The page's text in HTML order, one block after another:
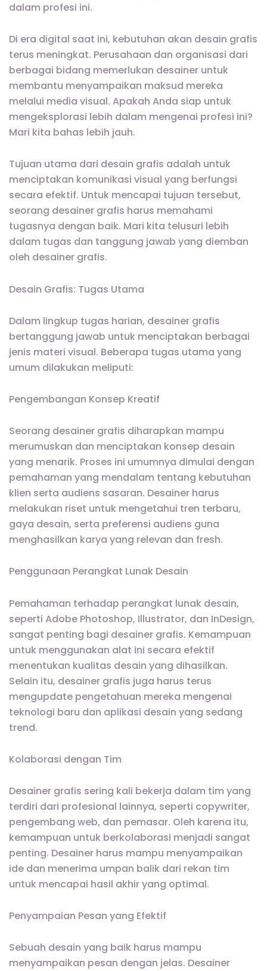
dalam profesi ini.
Di era digital saat ini, kebutuhan akan desain grafis
terus meningkat. Perusahaan dan organisasi dari
berbagai bidang memerlukan desainer untuk
membantu menyampaikan maksud mereka
melalui media visual. Apakah Anda siap untuk
mengeksplorasi lebih dalam mengenai profesi ini?
Mari kita bahas lebih jauh.
Tujuan utama dari desain grafis adalah untuk
menciptakan komunikasi visual yang berfungsi
secara efektif. Untuk mencapai tujuan tersebut,
seorang desainer grafis harus memahami
tugasnya dengan baik. Mari kita telusuri lebih
dalam tugas dan tanggung jawab yang diemban
oleh desainer grafis.
Desain Grafis: Tugas Utama
Dalam lingkup tugas harian, desainer grafis
bertanggung jawab untuk menciptakan berbagai
jenis materi visual. Beberapa tugas utama yang
umum dilakukan meliputi:
Pengembangan Konsep Kreatif
Seorang desainer grafis diharapkan mampu
merumuskan dan menciptakan konsep desain
yang menarik. Proses ini umumnya dimulai dengan
pemahaman yang mendalam tentang kebutuhan
klien serta audiens sasaran. Desainer harus
melakukan riset untuk mengetahui tren terbaru,
gaya desain, serta preferensi audiens guna
menghasilkan karya yang relevan dan fresh.
Penggunaan Perangkat Lunak Desain
Pemahaman terhadap perangkat lunak desain,
seperti Adobe Photoshop, Illustrator, dan InDesign,
sangat penting bagi desainer grafis. Kemampuan
untuk menggunakan alat ini secara efektif
menentukan kualitas desain yang dihasilkan.
Selain itu, desainer grafis juga harus terus
mengupdate pengetahuan mereka mengenai
teknologi baru dan aplikasi desain yang sedang
trend.
Kolaborasi dengan Tim
Desainer grafis sering kali bekerja dalam tim yang
terdiri dari profesional lainnya, seperti copywriter,
pengembang web, dan pemasar. Oleh karena itu,
kemampuan untuk berkolaborasi menjadi sangat
penting. Desainer harus mampu menyampaikan
ide dan menerima umpan balik dari rekan tim
untuk mencapai hasil akhir yang optimal.
Penyampaian Pesan yang Efektif
Sebuah desain yang baik harus mampu
menyampaikan pesan dengan jelas. Desainer